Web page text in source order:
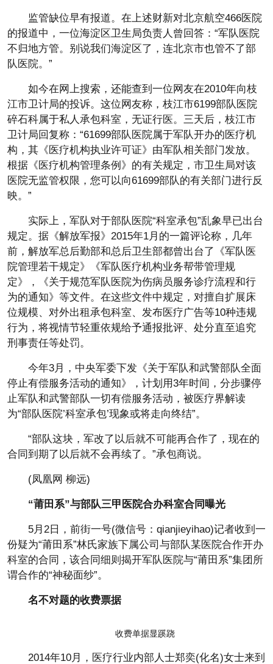
监管缺位早有报道。在上述财新对北京航空466医院
的报道中，一位海淀区卫生局负责人曾回答：“军队医院
不归地方管。别说我们海淀区了，连北京市也管不了部
队医院。”
如今在网上搜索，还能查到一位网友在2010年向枝
江市卫计局的投诉。这位网友称，枝江市6199部队医院
碎石科属于私人承包科室，无证行医。三天后，枝江市
卫计局回复称：“61699部队医院属于军队开办的医疗机
构，其《医疗机构执业许可证》由军队相关部门发放。
根据《医疗机构管理条例》的有关规定，市卫生局对该
医院无监管权限，您可以向61699部队的有关部门进行反
映。”
实际上，军队对于部队医院“科室承包”乱象早已出台
规定。据《解放军报》2015年1月的一篇评论称，几年
前，解放军总后勤部和总后卫生部都曾出台了《军队医
院管理若干规定》《军队医疗机构业务帮带管理规
定》，《关于规范军队医院为伤病员服务诊疗流程和行
为的通知》等文件。在这些文件中规定，对擅自扩展床
位规模、对外出租承包科室、发布医疗广告等10种违规
行为，将视情节轻重依规给予通报批评、处分直至追究
刑事责任等处罚。
今年3月，中央军委下发《关于军队和武警部队全面
停止有偿服务活动的通知》，计划用3年时间，分步骤停
止军队和武警部队一切有偿服务活动，被医疗界解读
为“部队医院’科室承包’现象或将走向终结”。
“部队这块，军改了以后就不可能再合作了，现在的
合同到期了以后就不会再续了。”承包商说。
(凤凰网 柳远)
“莆田系”与部队三甲医院合办科室合同曝光
5月2日，前街一号(微信号：qianjieyihao)记者收到一
份疑为“莆田系”林氏家族下属公司与部队某医院合作开办
科室的合同，该合同细则揭开军队医院与“莆田系”集团所
谓合作的“神秘面纱”。
名不对题的收费票据
收费单据显蹊跷
2014年10月，医疗行业内部人士郑奕(化名)女士来到